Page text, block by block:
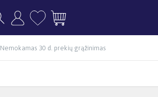
Nemokamas 30 d. prekių grąžinimas